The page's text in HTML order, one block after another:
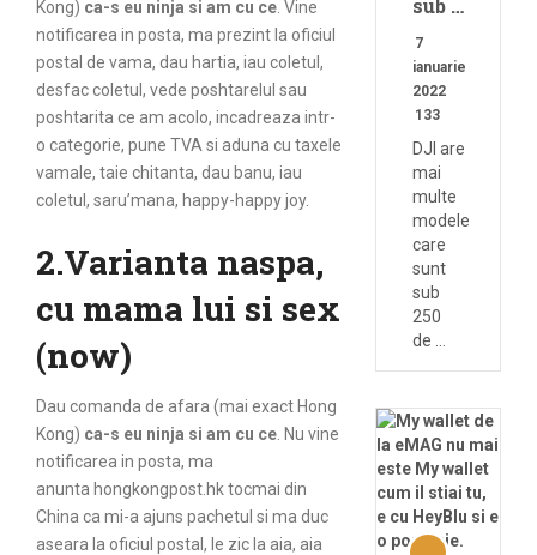
Kong) ca-s eu ninja si am cu ce . Vine
notificarea in posta, ma prezint la oficiul
postal de vama, dau hartia, iau coletul,
desfac coletul, vede poshtarelul sau
poshtarita ce am acolo, incadreaza intr-
o categorie, pune TVA si aduna cu taxele
vamale, taie chitanta, dau banu, iau
coletul, saru’mana, happy-happy joy.
2.Varianta naspa,
cu mama lui si sex
(now)
Dau comanda de afara (mai exact Hong
Kong) ca-s eu ninja si am cu ce . Nu vine
notificarea in posta, ma
anunta hongkongpost.hk tocmai din
China ca mi-a ajuns pachetul si ma duc
aseara la oficiul postal, le zic la aia, aia
sub …
7
ianuarie
2022
133
DJI are
mai
multe
modele
care
sunt
sub
250
de …